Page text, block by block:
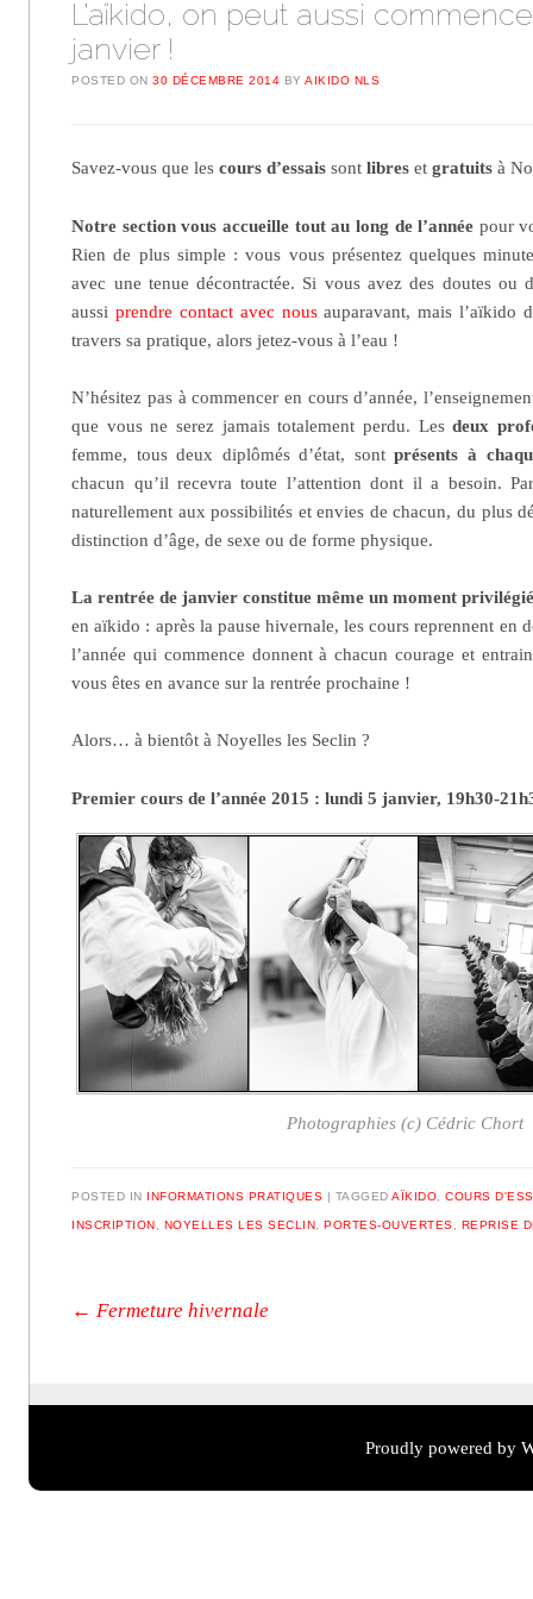
L’aïkido, on peut aussi
janvier !
POSTED ON30 DÉCEMBRE 2014 BYAIKIDO NLS
Savez-vous que lescours d’essais sontlibres etgratuits à
Notre section vous accueille tout au long de l’année pour
Rien de plus simple : vous vous présentez quelques
avec une tenue décontractée. Si vous avez des doutes ou
aussiprendre contact avec nousauparavant, mais l’aïkido
travers sa pratique, alors jetez-vous à l’eau !
N’hésitez pas à commencer en cours d’année,
que vous ne serez jamais totalement perdu. Lesdeux
femme, tous deux diplômés d’état, sontprésents à
chacun qu’il recevra toute l’attention dont il a besoin.
naturellement aux possibilités et envies de chacun, du plus
distinction d’âge, de sexe ou de forme physique.
La rentrée de janvier constitue même un moment
en aïkido : après la pause hivernale, les cours reprennent en
l’année qui commence donnent à chacun courage et
vous êtes en avance sur la rentrée prochaine !
Alors… à bientôt à Noyelles les Seclin ?
Premier cours de l’année 2015 : lundi 5 janvier, 19h30-
Photographies (c) Cédric Chort
POSTED IN INFORMATIONS PRATIQUES | TAGGEDAÏKIDO ,COURS
INSCRIPTION NOYELLES LES SECLIN ,PORTES-OUVERTES REPRISE
Post navigation
← Fermeture hivernale
Proudly powered by